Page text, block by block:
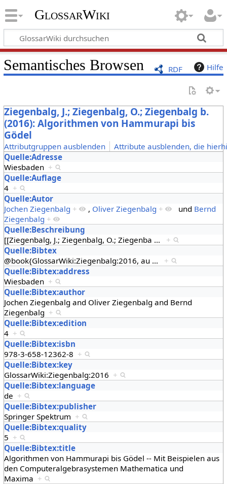
GlossarWiki
RDF Hilfe
Semantisches Browsen
Ziegenbalg, J.; Ziegenbalg, O.; Ziegenbalg b.
(2016): Algorithmen von Hammurapi bis
Gödel
Attributgruppen ausblenden
Attribute ausblenden, die
Quelle:Adresse
Wiesbaden +
Quelle:Auflage
4 +
Quelle:Autor
Jochen Ziegenbalg + , Oliver Ziegenbalg + und Bernd
Ziegenbalg +
Quelle:Beschreibung
[[Ziegenbalg, J.; Ziegenbalg, O.; Ziegenba …
+
Quelle:Bibtex
@book{GlossarWiki:Ziegenbalg:2016, au…
+
Quelle:Bibtex:address
Wiesbaden +
Quelle:Bibtex:author
Jochen Ziegenbalg and Oliver Ziegenbalg and Bernd
Ziegenbalg +
Quelle:Bibtex:edition
4 +
Quelle:Bibtex:isbn
978-3-658-12362-8 +
Quelle:Bibtex:key
GlossarWiki:Ziegenbalg:2016 +
Quelle:Bibtex:language
de +
Quelle:Bibtex:publisher
Springer Spektrum +
Quelle:Bibtex:quality
5 +
Quelle:Bibtex:title
Algorithmen von Hammurapi bis Gödel -- Mit Beispielen aus
den Computeralgebrasystemen Mathematica und
Maxima +